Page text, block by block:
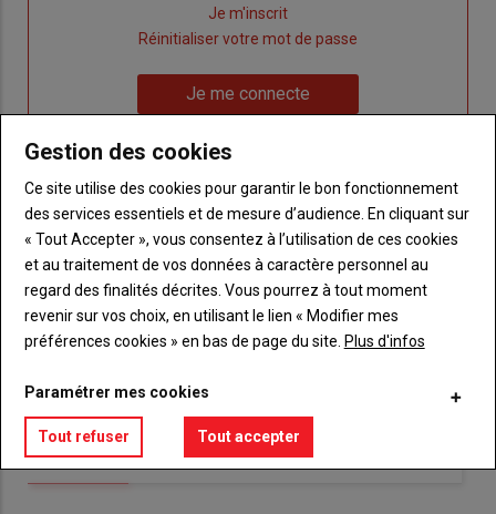
compte"
Je m'inscrit
mot
de
Réinitialiser votre mot de passe
"Je
connecte"
Je me connecte
Sous-
Vous n'êtes pas abonné(e)
TITRE CRÉEZ UN COMPTE
BodyChoisissez votre formule et créez votre
compte pour accéder à tout {nom-site}.
VOUS AIMEREZ AUSSI
Gestion des cookies
Ce site utilise des cookies pour garantir le bon fonctionnement
des services essentiels et de mesure d’audience. En cliquant sur
« Tout Accepter », vous consentez à l’utilisation de ces cookies
et au traitement de vos données à caractère personnel au
regard des finalités décrites. Vous pourrez à tout moment
revenir sur vos choix, en utilisant le lien « Modifier mes
préférences cookies » en bas de page du site. Plus d'infos
Paramétrer mes cookies
Tout refuser Tout accepter